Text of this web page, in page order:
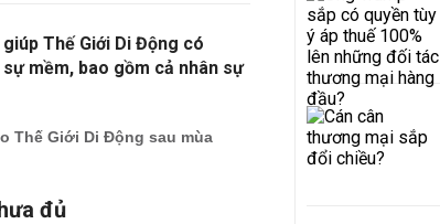
Thế Giới Di Động có
mềm, bao gồm cả nhân sự
Thế Giới Di Động sau mùa
đủ